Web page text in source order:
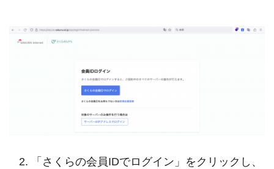
「さくらの会員IDでログイン」をクリックし、